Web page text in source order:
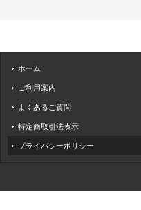
ホーム
ご利用案内
よくあるご質問
特定商取引法表示
プライバシーポリシー